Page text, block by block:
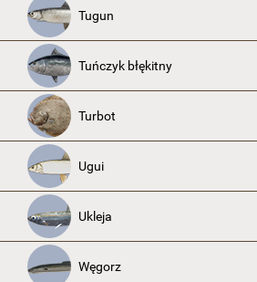
Tugun
Tuńczyk błękitny
Turbot
Ugui
Ukleja
Węgorz